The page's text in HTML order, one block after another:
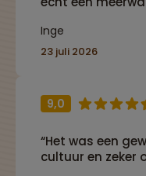
'sober' heel prima
Inge
23 juli 2026
9,0
“Het was een
cultuur en zeker